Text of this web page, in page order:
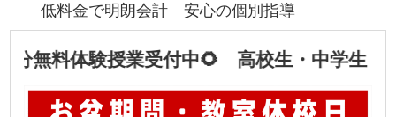
低料金で明朗会計 安心の個別指導
体験授業受付中🌻 高校生・中学生・小